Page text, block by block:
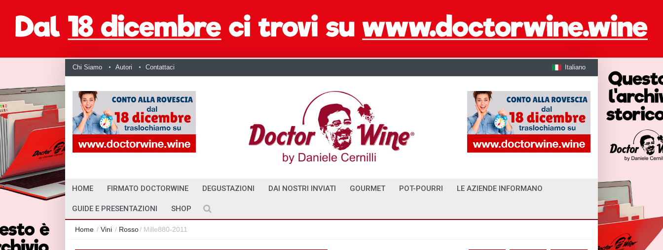
Chi Siamo Autori Contattaci Italiano
HOME FIRMATO DOCTORWINE DEGUSTAZIONI DAI NOSTRI INVIATI GOURMET POT-POURRI LE AZIENDE INFORMANO
GUIDE E PRESENTAZIONI SHOP
Home / Vini / Rosso/ Mille880-2011